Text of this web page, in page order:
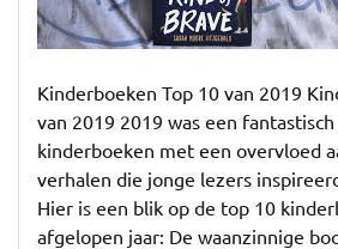
Reis
door
Kinderboeken Top 10 van 2019
van 2019 2019 was een
kinderboeken met een overvloed
verhalen die jonge lezers
Hier is een blik op de top 10
afgelopen jaar: De waanzinnige